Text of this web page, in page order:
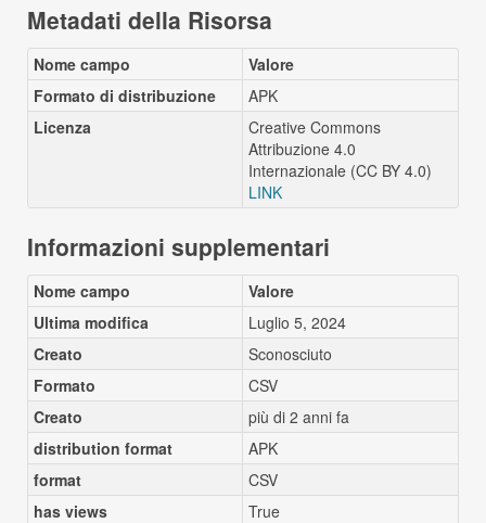
Metadati della Risorsa
Nome campo
Valore
Formato di distribuzione
APK
Licenza
Creative Commons
Attribuzione 4.0
Internazionale (CC BY 4.0)
LINK
Informazioni supplementari
Nome campo
Valore
Ultima modifica
Luglio 5, 2024
Creato
Sconosciuto
Formato
CSV
Creato
più di 2 anni fa
distribution format
APK
format
CSV
has views
True